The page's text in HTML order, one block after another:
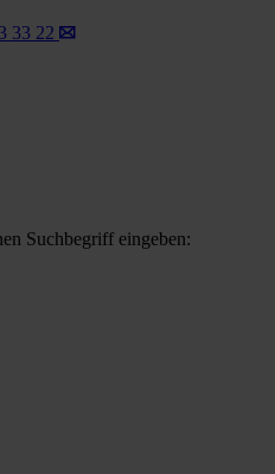
33 22
Suchbegriff eingeben: